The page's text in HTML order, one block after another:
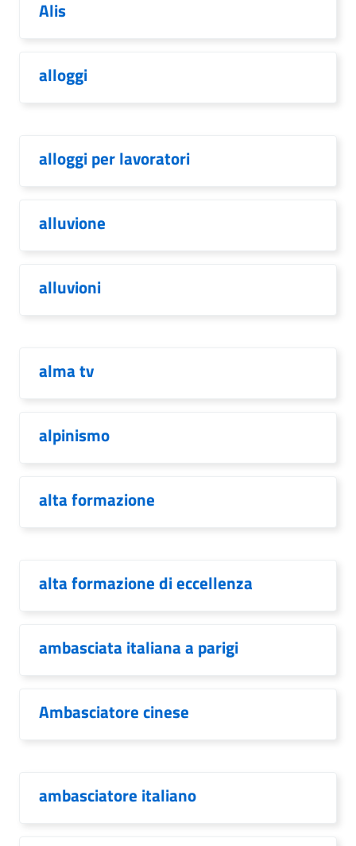
Alis
alloggi
alloggi per lavoratori
alluvione
alluvioni
alma tv
alpinismo
alta formazione
alta formazione di eccellenza
ambasciata italiana a parigi
Ambasciatore cinese
ambasciatore italiano